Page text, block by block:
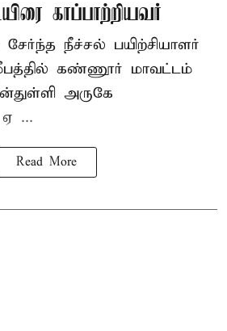
காப்பாற்றியவர்
சேர்ந்த நீச்சல் பயிற்சியாளர்
கண்ணூர் மாவட்டம்
அருகே
...
Read More